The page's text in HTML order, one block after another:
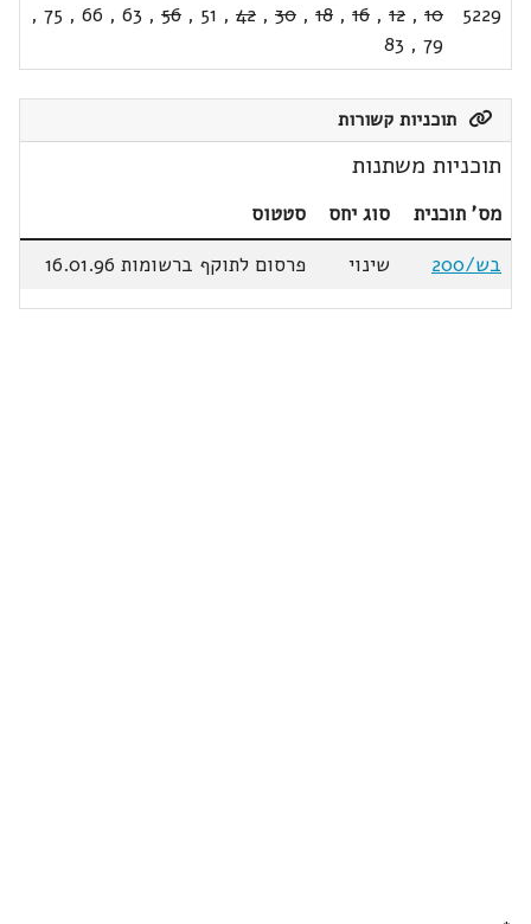
5229
10
,
12
,
16
,
18
,
30
,
42
,
51
,
56
,
63
,
66
,
75
,
79
,
83
תוכניות קשורות
תוכניות משתנות
מס' תוכנית סוג יחס
סטטוס
בש/200
שינוי פרסום לתוקף ברשומות 16.01.96